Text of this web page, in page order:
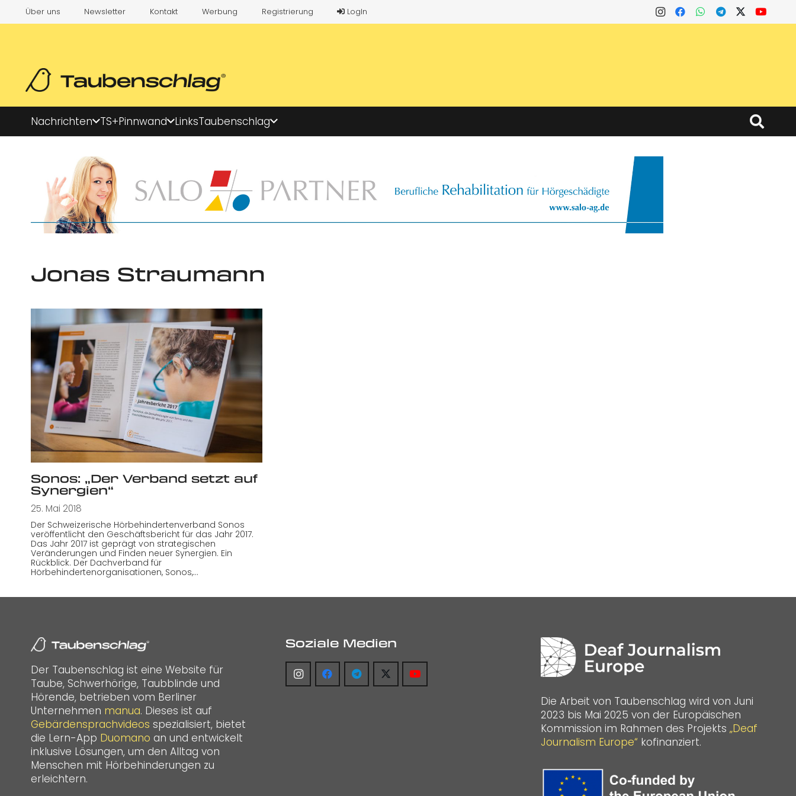
Über uns Newsletter Kontakt Werbung Registrierung LogIn
Nachrichten TS+Pinnwand LinksTaubenschlag
Jonas Straumann
Sonos: „Der Verband setzt auf
Synergien“
25. Mai 2018
Der Schweizerische Hörbehindertenverband Sonos
veröffentlicht den Geschäftsbericht für das Jahr 2017.
Das Jahr 2017 ist geprägt von strategischen
Veränderungen und Finden neuer Synergien. Ein
Rückblick. Der Dachverband für
Hörbehindertenorganisationen, Sonos,…
Der Taubenschlag ist eine Website für
Taube, Schwerhörige, Taubblinde und
Hörende, betrieben vom Berliner
Unternehmen manua. Dieses ist auf
Gebärdensprachvideos spezialisiert, bietet
die Lern-App Duomano an und entwickelt
inklusive Lösungen, um den Alltag von
Menschen mit Hörbehinderungen zu
erleichtern.
Soziale Medien
Die Arbeit von Taubenschlag wird von Juni
2023 bis Mai 2025 von der Europäischen
Kommission im Rahmen des Projekts „Deaf
Journalism Europe“ kofinanziert.